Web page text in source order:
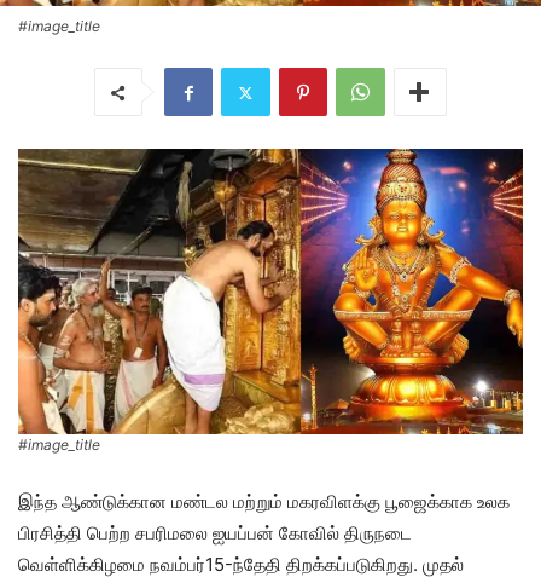
#image_title
#image_title
இந்த ஆண்டுக்கான மண்டல மற்றும் மகரவிளக்கு பூஜைக்காக உலக
பிரசித்தி பெற்ற சபரிமலை ஐயப்பன் கோவில் திருநடை
வெள்ளிக்கிழமை நவம்பர்15-ந்தேதி திறக்கப்படுகிறது. முதல்